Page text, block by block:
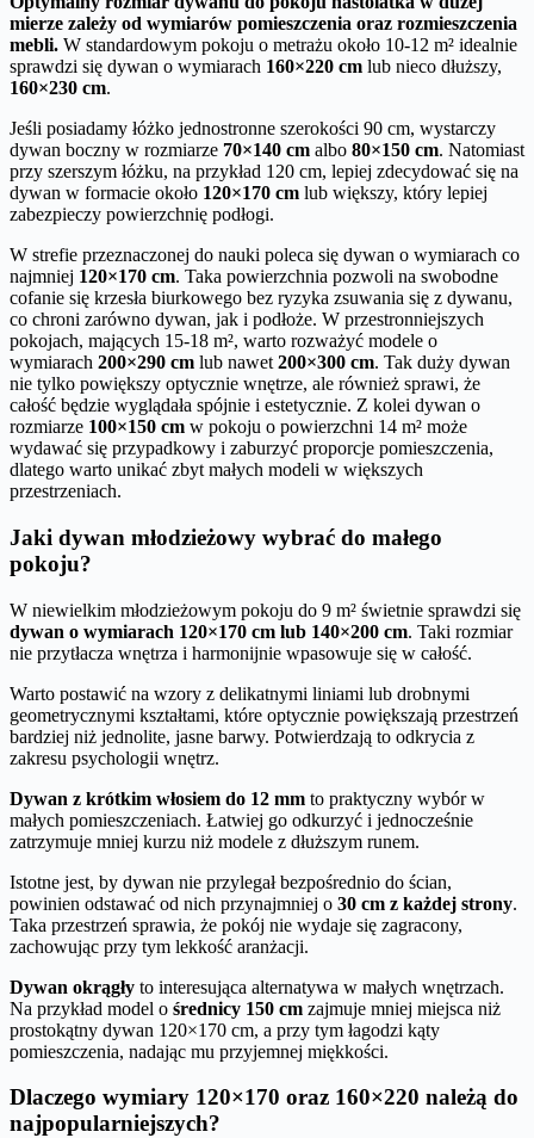
mierze zależy od wymiarów pomieszczenia oraz rozmieszczenia
mebli. W standardowym pokoju o metrażu około 10-12 m² idealnie
sprawdzi się dywan o wymiarach 160×220 cm lub nieco dłuższy,
160×230 cm.
Jeśli posiadamy łóżko jednostronne szerokości 90 cm, wystarczy
dywan boczny w rozmiarze 70×140 cm albo 80×150 cm. Natomiast
przy szerszym łóżku, na przykład 120 cm, lepiej zdecydować się na
dywan w formacie około 120×170 cm lub większy, który lepiej
zabezpieczy powierzchnię podłogi.
W strefie przeznaczonej do nauki poleca się dywan o wymiarach co
najmniej 120×170 cm. Taka powierzchnia pozwoli na swobodne
cofanie się krzesła biurkowego bez ryzyka zsuwania się z dywanu,
co chroni zarówno dywan, jak i podłoże. W przestronniejszych
pokojach, mających 15-18 m², warto rozważyć modele o
wymiarach 200×290 cm lub nawet 200×300 cm. Tak duży dywan
nie tylko powiększy optycznie wnętrze, ale również sprawi, że
całość będzie wyglądała spójnie i estetycznie. Z kolei dywan o
rozmiarze 100×150 cm w pokoju o powierzchni 14 m² może
wydawać się przypadkowy i zaburzyć proporcje pomieszczenia,
dlatego warto unikać zbyt małych modeli w większych
przestrzeniach.
Jaki dywan młodzieżowy wybrać do małego
pokoju?
W niewielkim młodzieżowym pokoju do 9 m² świetnie sprawdzi się
dywan o wymiarach 120×170 cm lub 140×200 cm. Taki rozmiar
nie przytłacza wnętrza i harmonijnie wpasowuje się w całość.
Warto postawić na wzory z delikatnymi liniami lub drobnymi
geometrycznymi kształtami, które optycznie powiększają przestrzeń
bardziej niż jednolite, jasne barwy. Potwierdzają to odkrycia z
zakresu psychologii wnętrz.
Dywan z krótkim włosiem do 12 mm to praktyczny wybór w
małych pomieszczeniach. Łatwiej go odkurzyć i jednocześnie
zatrzymuje mniej kurzu niż modele z dłuższym runem.
Istotne jest, by dywan nie przylegał bezpośrednio do ścian,
powinien odstawać od nich przynajmniej o 30 cm z każdej strony.
Taka przestrzeń sprawia, że pokój nie wydaje się zagracony,
zachowując przy tym lekkość aranżacji.
Dywan okrągły to interesująca alternatywa w małych wnętrzach.
Na przykład model o średnicy 150 cm zajmuje mniej miejsca niż
prostokątny dywan 120×170 cm, a przy tym łagodzi kąty
pomieszczenia, nadając mu przyjemnej miękkości.
Dlaczego wymiary 120×170 oraz 160×220 należą do
najpopularniejszych?